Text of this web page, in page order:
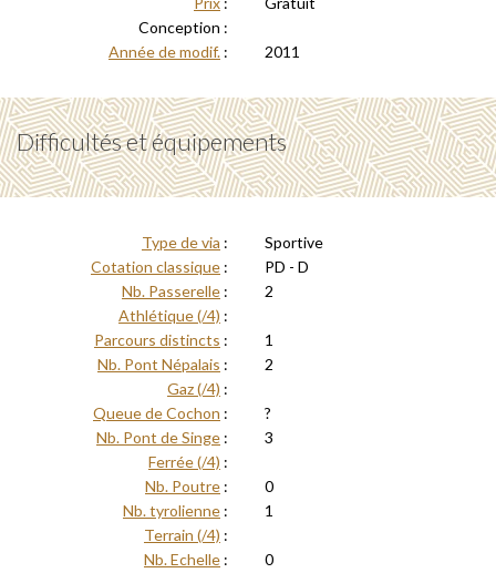
Conception :
Année de modif. : 2011
Difficultés et équipements
Type de via :
Sportive
Cotation classique :
PD - D
Nb. Passerelle :
2
Athlétique (/4) :
Parcours distincts :
1
Nb. Pont Népalais :
2
Gaz (/4) :
Queue de Cochon :
?
Nb. Pont de Singe :
3
Ferrée (/4) :
Nb. Poutre :
0
Nb. tyrolienne :
1
Terrain (/4) :
Nb. Echelle :
0